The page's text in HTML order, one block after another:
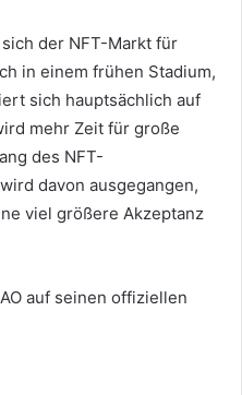
der NFT-Markt für
in einem frühen Stadium,
sich hauptsächlich auf
mehr Zeit für große
des NFT-
davon ausgegangen,
viel größere Akzeptanz
auf seinen offiziellen